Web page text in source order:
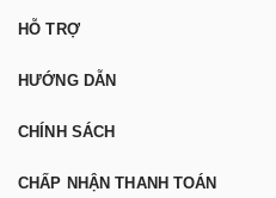
HỖ TRỢ
HƯỚNG DẪN
CHÍNH SÁCH
CHẤP NHẬN THANH TOÁN